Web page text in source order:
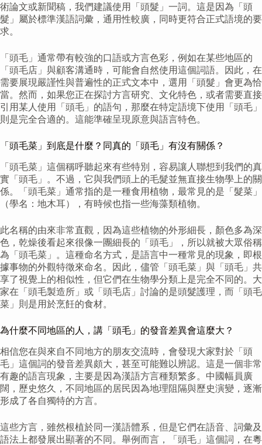
術論文或新聞稿，我們建議使用「頭髮」一詞。這是因為「頭
髮」屬於標準漢語詞彙，通用性較廣，同時更符合正式語境的要
求。
「頭毛」通常帶有較強的口語或方言色彩，例如在某些地區的
「頭毛店」與顧客溝通時，可能會自然使用這個詞語。因此，在
需要展現嚴謹性與普遍性的正式文本中，選用「頭髮」會更為恰
當。然而，如果您正在探討方言研究、文化特色，或者需要直接
引用某人使用「頭毛」的語句，那麼在特定語境下使用「頭毛」
則是完全合適的。這能準確呈現原意與語言特色。
「頭毛菜」到底是什麼？同真的「頭毛」有沒有關係？
「頭毛菜」這個稱呼聽起來有些特別，容易讓人聯想到我們的真
實「頭毛」。不過，它與我們頭上的毛髮並無直接生物學上的關
係。「頭毛菜」通常指的是一種食用植物，最常見的是「髮菜」
（學名：地木耳），有時候也指一些海藻類植物。
此名稱的由來非常直觀，因為這些植物的外形細長，顏色多為深
色，乾燥後看起來很像一團細長的「頭毛」，所以就被大眾俗稱
為「頭毛菜」。這種命名方式，是語言中一種常見的現象，即根
據事物的外觀特徵來命名。因此，儘管「頭毛菜」與「頭毛」共
享了視覺上的相似性，但它們在生物學分類上是完全不同的。大
家在「頭毛製造所」或「頭毛店」討論的是頭髮護理，而「頭毛
菜」則是用於烹飪的食材。
為什麼不同地區的人，講「頭毛」的發音差異會這麼大？
相信您在與來自不同地方的朋友交流時，會發現大家對於「頭
毛」這個詞的發音差異頗大，甚至可能難以辨認。這是一個非常
有趣的語言現象，主要是因為漢語方言種類繁多。中國幅員廣
闊，歷史悠久，不同地區的居民因為地理阻隔與歷史演變，逐漸
形成了各自獨特的方言。
這些方言，雖然根植於同一漢語體系，但是它們在語音、詞彙及
語法上都發展出顯著的不同。舉例而言，「頭毛」這個詞，在粵